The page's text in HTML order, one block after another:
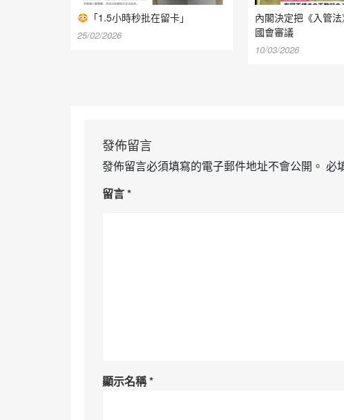
「1.5小時秒批在留卡」
25/02/2026
內閣決定把《入管
國會審議
10/03/2026
發佈留言
發佈留言必須填寫的電子郵件地址不會公開。 必
留言*
顯示名稱*